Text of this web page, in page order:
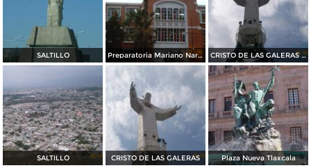
SALTILLO Preparatoria Mariano Narvaez CRISTO DE LAS GALERAS 01
SALTILLO CRISTO DE LAS GALERAS Plaza Nueva Tlaxcala